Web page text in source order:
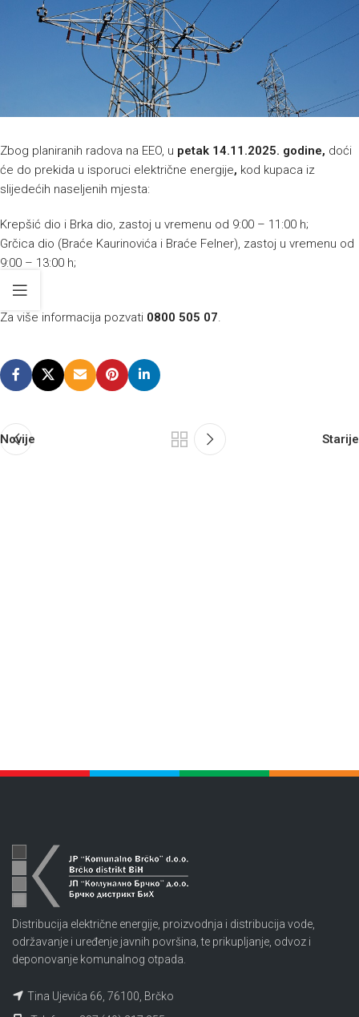
Zbog planiranih radova na EEO, u petak 14.11.2025. godine, doći
će do prekida u isporuci električne energije, kod kupaca iz
slijedećih naseljenih mjesta:
Krepšić dio i Brka dio, zastoj u vremenu od 9:00 – 11:00 h;
Grčica dio (Braće Kaurinovića i Braće Felner), zastoj u vremenu od
9:00 – 13:00 h;
Za više informacija pozvati 0800 505 07
Novije Starije
Distribucija električne energije, proizvodnja i distribucija vode,
održavanje i uređenje javnih površina, te prikupljanje, odvoz i
deponovanje komunalnog otpada.
Tina Ujevića 66, 76100, Brčko